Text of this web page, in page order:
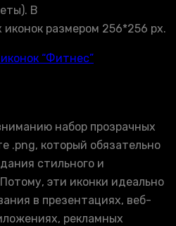
В
иконок размером 256*256 px.
“Фитнес”
набор прозрачных
.png, который обязательно
стильного и
эти иконки идеально
в презентациях, веб-
рекламных